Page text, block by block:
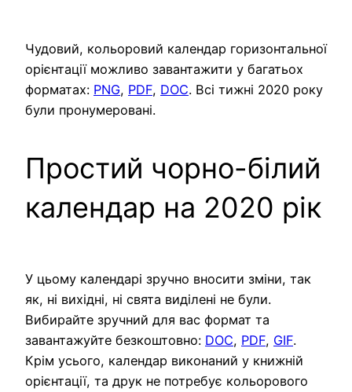
Чудовий, кольоровий календар горизонтальної
орієнтації можливо завантажити у багатьох
форматах: PNG, PDF, DOC. Всі тижні 2020 року
були пронумеровані.
Простий чорно-білий
календар на 2020 рік
У цьому календарі зручно вносити зміни, так
як, ні вихідні, ні свята виділені не були.
Вибирайте зручний для вас формат та
завантажуйте безкоштовно: DOC, PDF, GIF.
Крім усього, календар виконаний у книжній
орієнтації, та друк не потребує кольорового